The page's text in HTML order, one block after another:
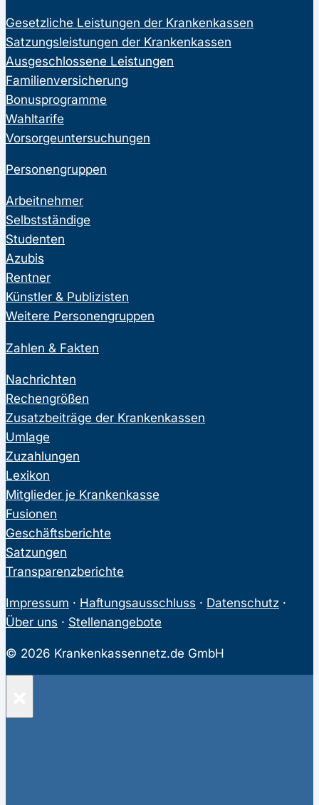
Gesetzliche Leistungen der Krankenkassen
Satzungsleistungen der Krankenkassen
Ausgeschlossene Leistungen
Familienversicherung
Bonusprogramme
Wahltarife
Vorsorgeuntersuchungen
Personengruppen
Arbeitnehmer
Selbstständige
Studenten
Azubis
Rentner
Künstler & Publizisten
Weitere Personengruppen
Zahlen & Fakten
Nachrichten
Rechengrößen
Zusatzbeiträge der Krankenkassen
Umlage
Zuzahlungen
Lexikon
Mitglieder je Krankenkasse
Fusionen
Geschäftsberichte
Satzungen
Transparenzberichte
Impressum · Haftungsausschluss · Datenschutz ·
Über uns · Stellenangebote
© 2026 Krankenkassennetz.de GmbH